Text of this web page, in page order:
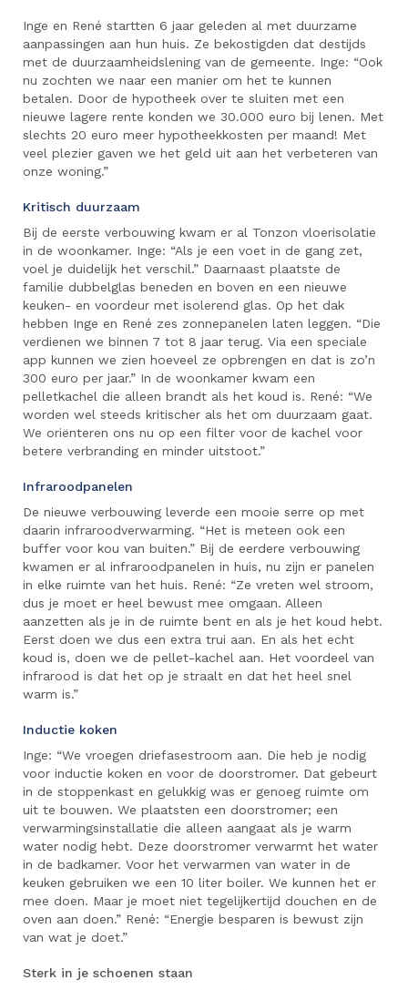
Inge en René startten 6 jaar geleden al met duurzame
aanpassingen aan hun huis. Ze bekostigden dat destijds
met de duurzaamheidslening van de gemeente. Inge: “Ook
nu zochten we naar een manier om het te kunnen
betalen. Door de hypotheek over te sluiten met een
nieuwe lagere rente konden we 30.000 euro bij lenen. Met
slechts 20 euro meer hypotheekkosten per maand! Met
veel plezier gaven we het geld uit aan het verbeteren van
onze woning.”
Kritisch duurzaam
Bij de eerste verbouwing kwam er al Tonzon vloerisolatie
in de woonkamer. Inge: “Als je een voet in de gang zet,
voel je duidelijk het verschil.” Daarnaast plaatste de
familie dubbelglas beneden en boven en een nieuwe
keuken- en voordeur met isolerend glas. Op het dak
hebben Inge en René zes zonnepanelen laten leggen. “Die
verdienen we binnen 7 tot 8 jaar terug. Via een speciale
app kunnen we zien hoeveel ze opbrengen en dat is zo’n
300 euro per jaar.” In de woonkamer kwam een
pelletkachel die alleen brandt als het koud is. René: “We
worden wel steeds kritischer als het om duurzaam gaat.
We oriënteren ons nu op een filter voor de kachel voor
betere verbranding en minder uitstoot.”
Infraroodpanelen
De nieuwe verbouwing leverde een mooie serre op met
daarin infraroodverwarming. “Het is meteen ook een
buffer voor kou van buiten.” Bij de eerdere verbouwing
kwamen er al infraroodpanelen in huis, nu zijn er panelen
in elke ruimte van het huis. René: “Ze vreten wel stroom,
dus je moet er heel bewust mee omgaan. Alleen
aanzetten als je in de ruimte bent en als je het koud hebt.
Eerst doen we dus een extra trui aan. En als het echt
koud is, doen we de pellet-kachel aan. Het voordeel van
infrarood is dat het op je straalt en dat het heel snel
warm is.”
Inductie koken
Inge: “We vroegen driefasestroom aan. Die heb je nodig
voor inductie koken en voor de doorstromer. Dat gebeurt
in de stoppenkast en gelukkig was er genoeg ruimte om
uit te bouwen. We plaatsten een doorstromer; een
verwarmingsinstallatie die alleen aangaat als je warm
water nodig hebt. Deze doorstromer verwarmt het water
in de badkamer. Voor het verwarmen van water in de
keuken gebruiken we een 10 liter boiler. We kunnen het er
mee doen. Maar je moet niet tegelijkertijd douchen en de
oven aan doen.” René: “Energie besparen is bewust zijn
van wat je doet.”
Sterk in je schoenen staan